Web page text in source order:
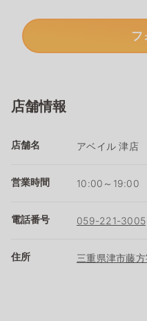
フ
店舗情報
店舗名 アベイル 津店
営業時間 10:00～19:00
電話番号 059-221-3005
住所 三重県津市藤